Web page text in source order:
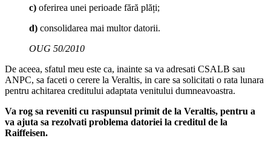
c) oferirea unei perioade fără plăți;
d) consolidarea mai multor datorii.
OUG 50/2010
De aceea, sfatul meu este ca, inainte sa va adresati CSALB sau
ANPC, sa faceti o cerere la Veraltis, in care sa solicitati o rata lunara
pentru achitarea creditului adaptata venitului dumneavoastra.
Va rog sa reveniti cu raspunsul primit de la Veraltis, pentru a
va ajuta sa rezolvati problema datoriei la creditul de la
Raiffeisen.